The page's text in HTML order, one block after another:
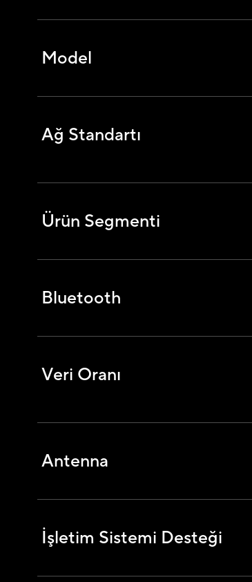
Model
Ağ Standartı
Ürün Segmenti
Bluetooth
Veri Oranı
Antenna
İşletim Sistemi Desteği